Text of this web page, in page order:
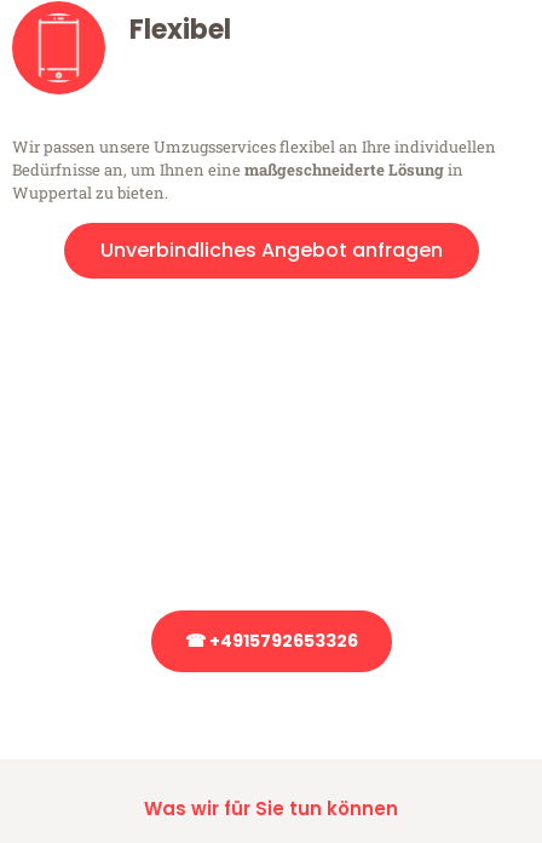
Flexibel
Wir passen unsere Umzugsservices flexibel an Ihre individuellen
Bedürfnisse an, um Ihnen einemaßgeschneiderte Lösungin
Wuppertal zu bieten.
Unverbindliches Angebot anfragen
☎ +4915792653326
Was wir für Sie tun können